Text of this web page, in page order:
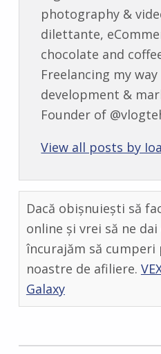
photography &
dilettante,
chocolate and
Freelancing my
development &
Founder of
View all posts by
Dacă obișnuiești să
online și vrei să ne
încurajăm să
noastre de afiliere.
Galaxy